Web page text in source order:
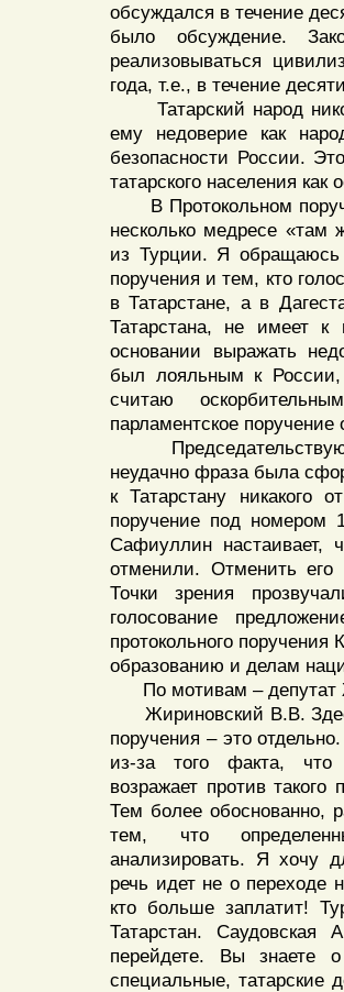
обсуждался в течение
было обсуждение.
реализовываться
года, т.е., в течение
Татарский народ
ему недоверие как
безопасности России.
татарского населения как
В Протокольном
несколько медресе «там
из Турции. Я обращаюсь
поручения и тем, кто
в Татарстане, а в
Татарстана, не имеет
основании выражать
был лояльным к
считаю
парламентское поручение
неудачно фраза была
к Татарстану никакого
поручение под номером
Сафиуллин настаивает,
отменили. Отменить
Точки зрения
голосование
протокольного поручения
образованию и делам
По мотивам – депутат
Жириновский В.В.
поручения – это
из-за того факта, что
возражает против
Тем более обоснованно,
тем, что
анализировать. Я хочу
речь идет не о переходе
кто больше заплатит!
Татарстан. Саудовская
перейдете. Вы знаете
специальные, татарские